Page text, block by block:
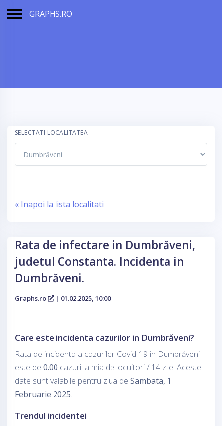
GRAPHS.RO
SELECTATI LOCALITATEA
« Inapoi la lista localitati
Rata de infectare in Dumbrăveni,
judetul Constanta. Incidenta in
Dumbrăveni.
Graphs.ro | 01.02.2025, 10:00
Care este incidenta cazurilor in Dumbrăveni?
Rata de incidenta a cazurilor Covid-19 in Dumbrăveni
este de 0.00 cazuri la mia de locuitori / 14 zile. Aceste
date sunt valabile pentru ziua de Sambata, 1
Februarie 2025.
Trendul incidentei